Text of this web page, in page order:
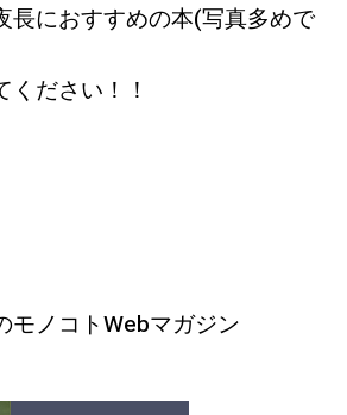
長におすすめの本(写真多めで
ださい！！
ノコトWebマガジン